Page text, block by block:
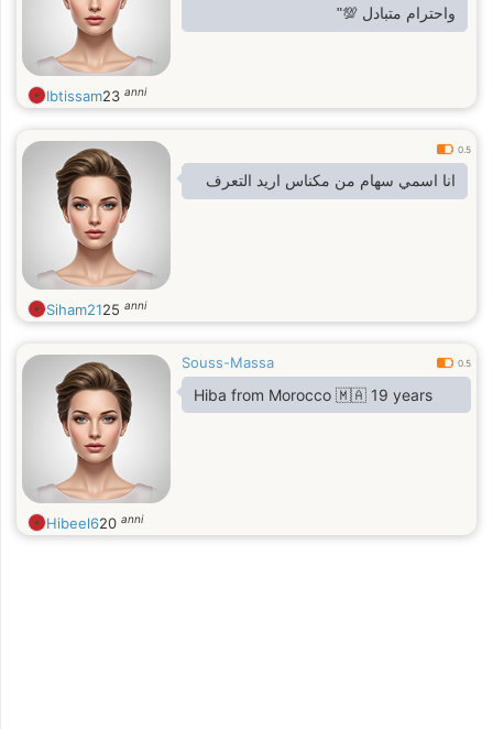
واحترام متبادل 💯"
Ibtissam23 anni
0.5
انا اسمي سهام من مكناس اريد التعرف
Siham2125 anni
Souss-Massa 0.5
Hiba from Morocco 🇲🇦 19 years
Hibeel620 anni